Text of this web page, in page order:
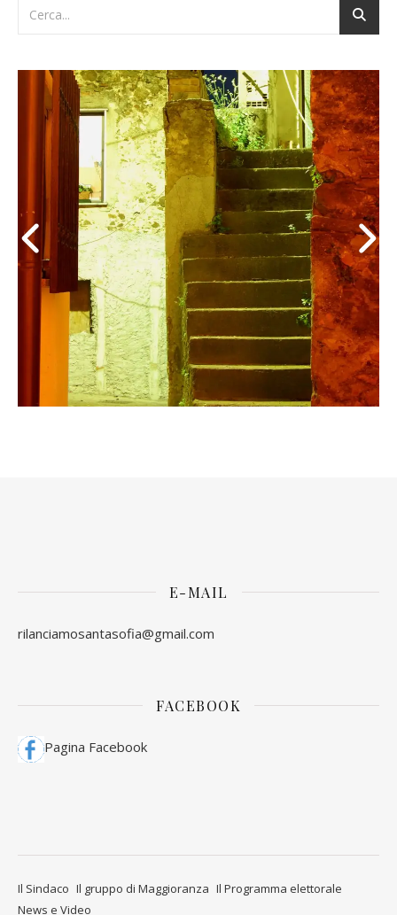
E-MAIL
rilanciamosantasofia@gmail.com
FACEBOOK
Pagina Facebook
Il Sindaco Il gruppo di Maggioranza Il Programma elettorale
News e Video